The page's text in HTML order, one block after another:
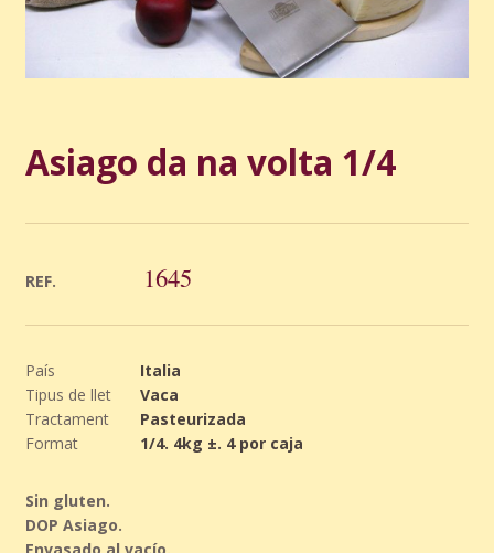
Asiago da na volta 1/4
REF. 1645
País
Italia
Tipus de llet
Vaca
Tractament
Pasteurizada
Format
1/4. 4kg ±. 4 por caja
Sin gluten.
DOP Asiago.